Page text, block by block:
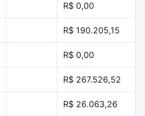
R$ 0,00
R$ 190.205,15
R$ 0,00
R$ 267.526,52
R$ 26.063,26